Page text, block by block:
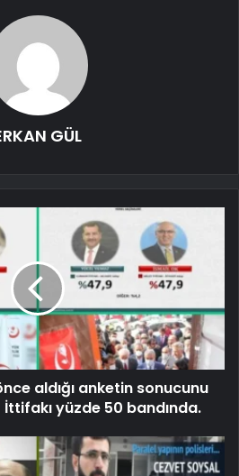
GÜL
aldığı anketin sonucunu
yüzde 50 bandında.